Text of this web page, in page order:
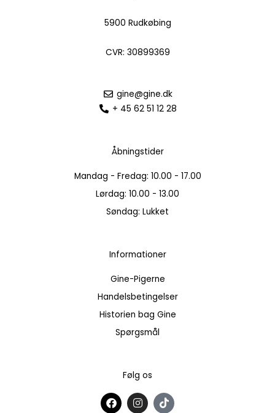
5900 Rudkøbing
CVR: 30899369
gine@gine.dk
+ 45 62 51 12 28
Åbningstider
Mandag - Fredag: 10.00 - 17.00
Lørdag: 10.00 - 13.00
Søndag: Lukket
Informationer
Gine-Pigerne
Handelsbetingelser
Historien bag Gine
Spørgsmål
Følg os
F
a
I
n
T
i